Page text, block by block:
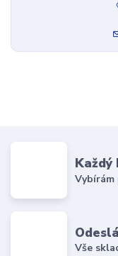
Vybírám
Vše